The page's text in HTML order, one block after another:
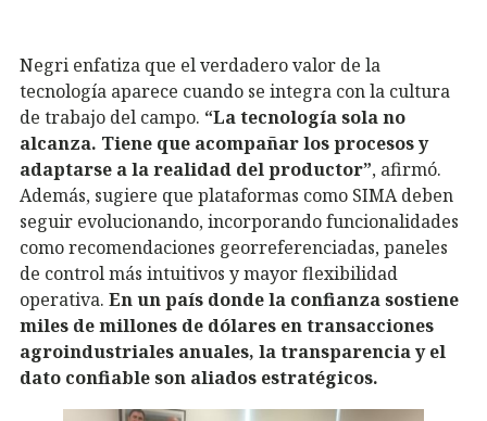
Negri enfatiza que el verdadero valor de la
tecnología aparece cuando se integra con la cultura
de trabajo del campo. “La tecnología sola no
alcanza. Tiene que acompañar los procesos y
adaptarse a la realidad del productor”, afirmó.
Además, sugiere que plataformas como SIMA deben
seguir evolucionando, incorporando funcionalidades
como recomendaciones georreferenciadas, paneles
de control más intuitivos y mayor flexibilidad
operativa. En un país donde la confianza sostiene
miles de millones de dólares en transacciones
agroindustriales anuales, la transparencia y el
dato confiable son aliados estratégicos.